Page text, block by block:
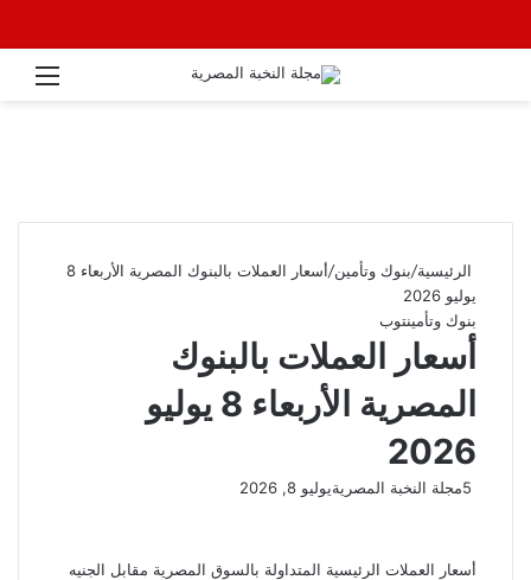
الرئيسية/بنوك وتأمين/
أسعار العملات بالبنوك المصرية الأربعاء 8
يوليو 2026
بنوك وتأمينتوب
أسعار العملات بالبنوك
المصرية الأربعاء 8 يوليو
2026
مجلة النخبة المصريةيوليو 8, 2026
أسعار العملات الرئيسية المتداولة بالسوق المصرية مقابل الجنيه